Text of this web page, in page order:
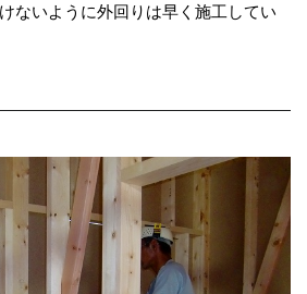
ないように外回りは早く施工してい